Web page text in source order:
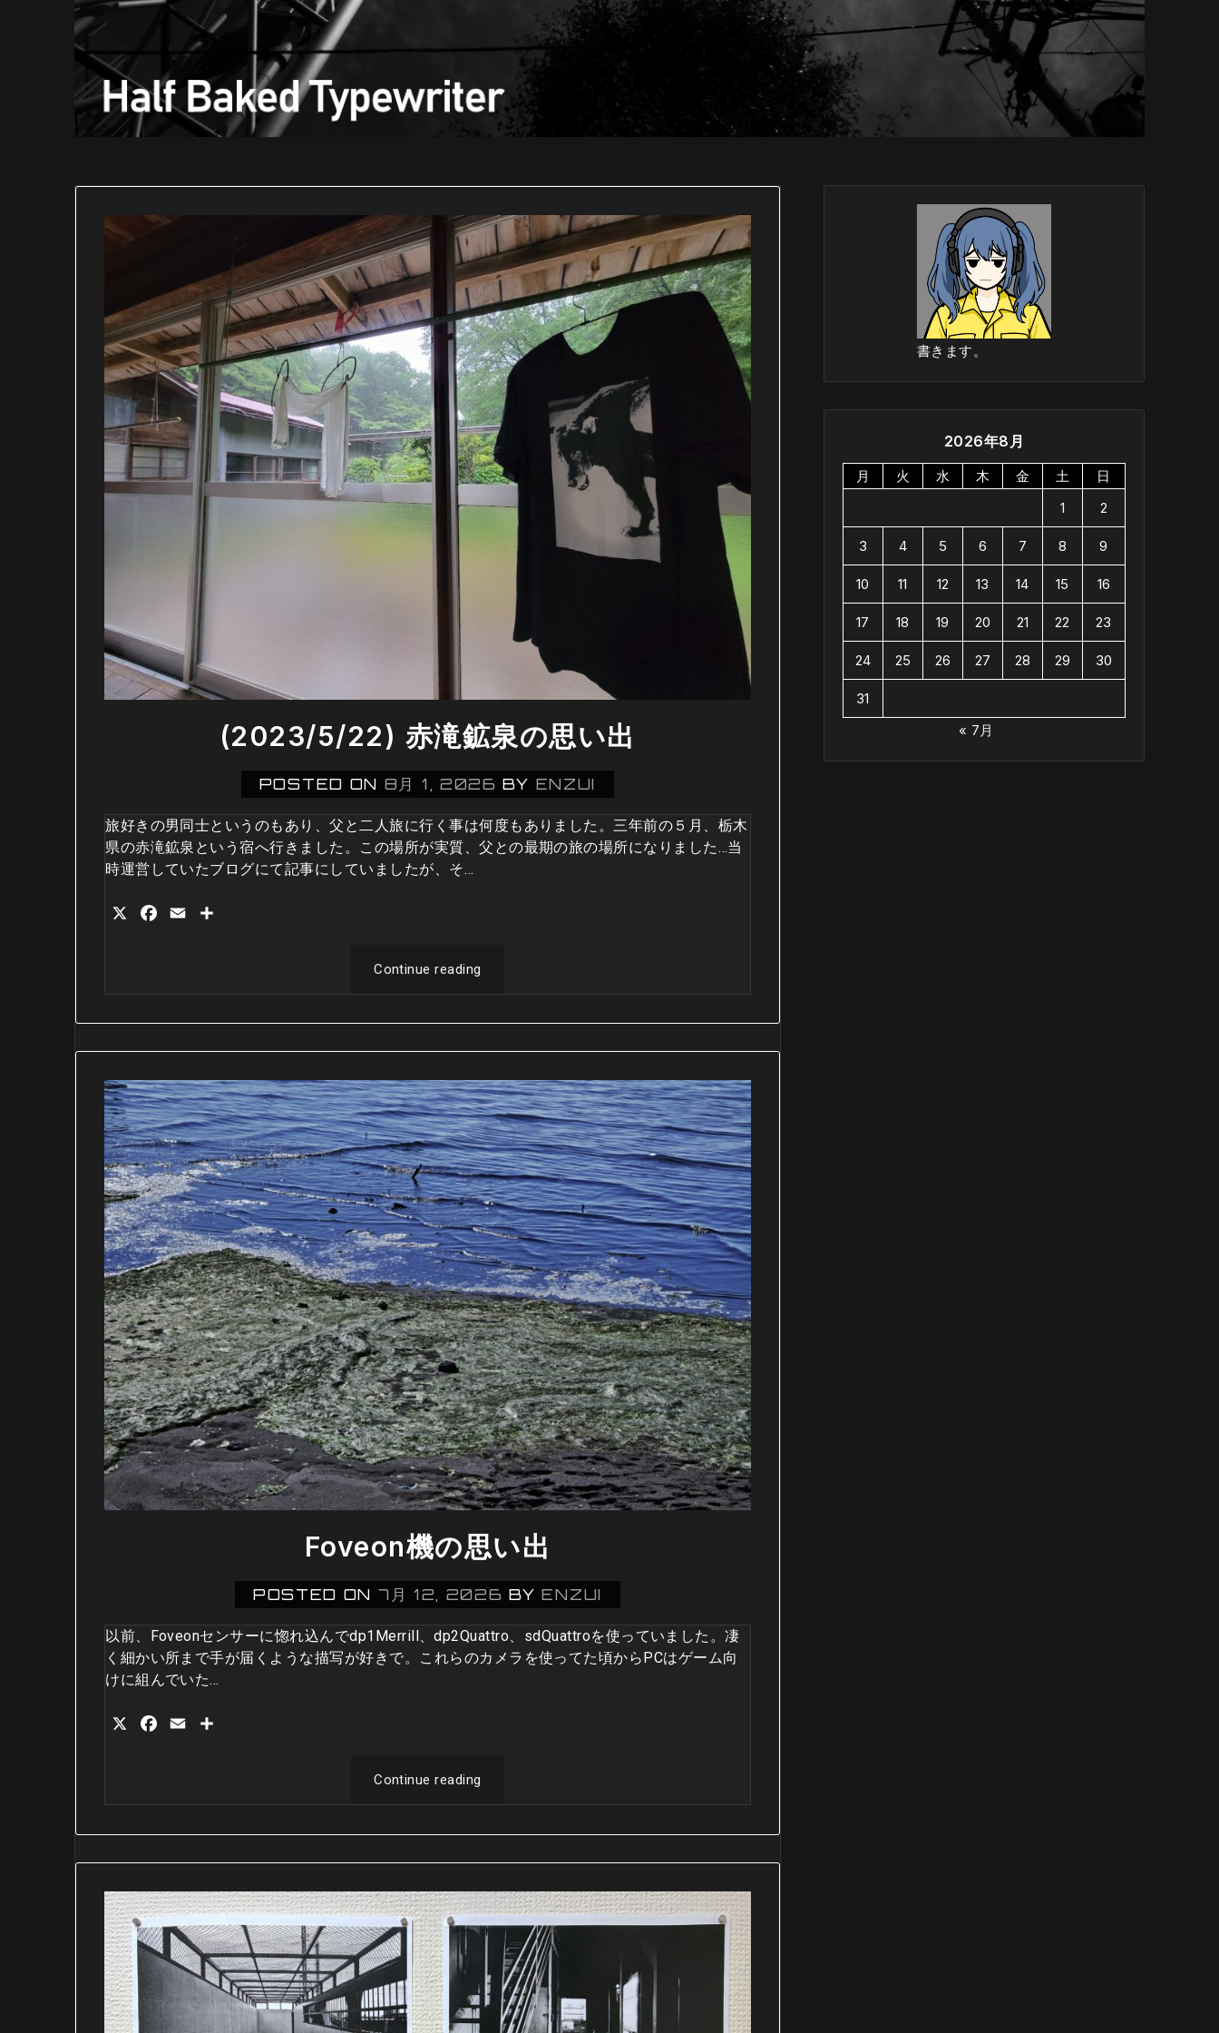
(2023/5/22) 赤滝鉱泉の思い出
POSTED ON 8月 1, 2026 BY ENZUI
旅好きの男同士というのもあり、父と二人旅に行く事は何度もありました。三年前の５月、栃木
県の赤滝鉱泉という宿へ行きました。この場所が実質、父との最期の旅の場所になりました…当
時運営していたブログにて記事にしていましたが、そ…
Facebook
Email
Continue reading
Foveon機の思い出
POSTED ON 7月 12, 2026 BYENZUI
以前、Foveonセンサーに惚れ込んでdp1Merrill、dp2Quattro、sdQuattroを使っていました。凄
く細かい所まで手が届くような描写が好きで。これらのカメラを使ってた頃からPCはゲーム向
けに組んでいた…
Facebook
Email
Continue reading
書きます。
2026年8月
月 火 水 木 金 土
日
1
2
3 4 5 6 7 8 9
10 11 12 13 14 15 16
17 18 19 20 21 22 23
24 25 26 27 28 29 30
31
« 7月